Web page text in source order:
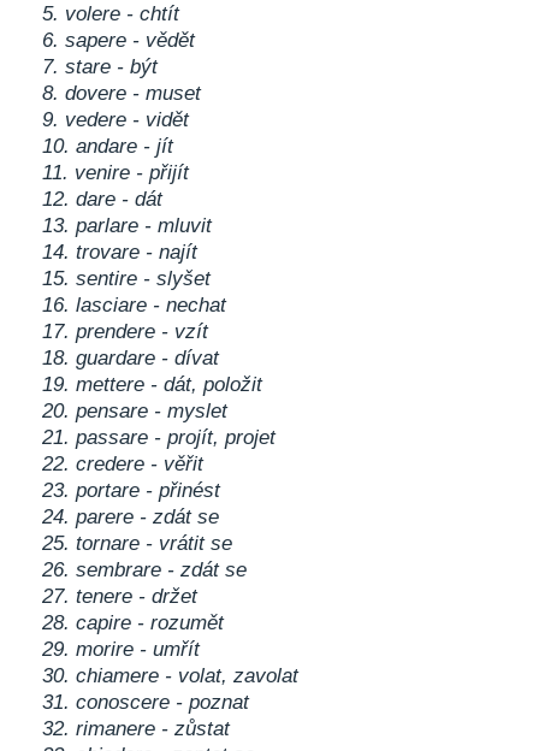
5. volere - chtít
6. sapere - vědět
7. stare - být
8. dovere - muset
9. vedere - vidět
10. andare - jít
11. venire - přijít
12. dare - dát
13. parlare - mluvit
14. trovare - najít
15. sentire - slyšet
16. lasciare - nechat
17. prendere - vzít
18. guardare - dívat
19. mettere - dát, položit
20. pensare - myslet
21. passare - projít, projet
22. credere - věřit
23. portare - přinést
24. parere - zdát se
25. tornare - vrátit se
26. sembrare - zdát se
27. tenere - držet
28. capire - rozumět
29. morire - umřít
30. chiamere - volat, zavolat
31. conoscere - poznat
32. rimanere - zůstat